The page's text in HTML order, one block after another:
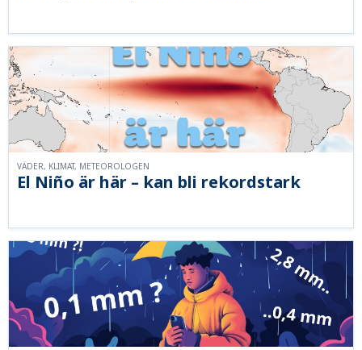
El Niño är här – kan bli rekordstark
VÄDER, KLIMAT, METEOROLOGEN